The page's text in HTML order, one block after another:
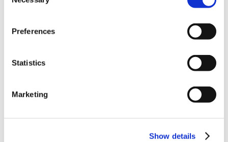
Preferences
Statistics
Marketing
Show details
tratamiento de sus datos con el fin de
newsletter, es el consentimiento prestado
contacto con nosotros por vía telemática
En los supuestos de gestionar su alta en
nuestra plataforma y tramitar los productos